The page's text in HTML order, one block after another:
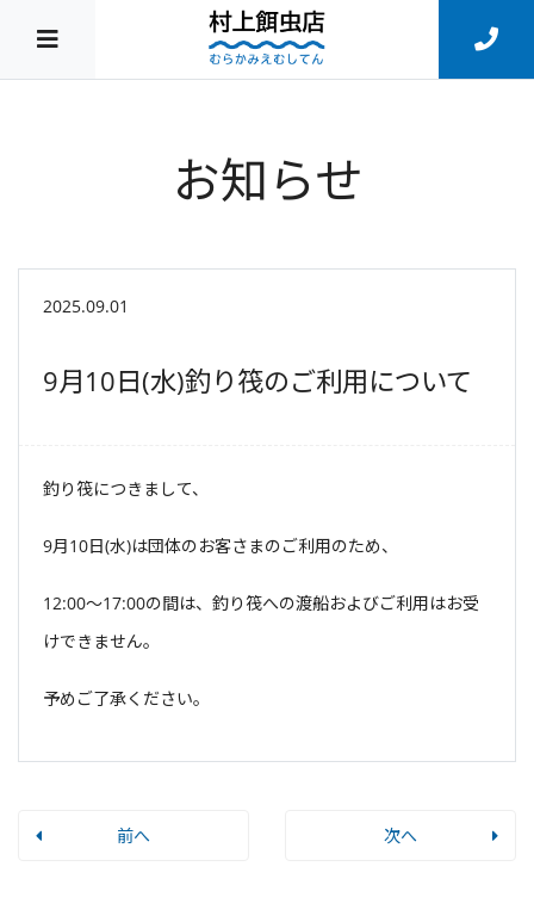
お知らせ
2025.09.01
9月10日(水)釣り筏のご利用について
釣り筏につきまして、
9月10日(水)は団体のお客さまのご利用のため、
12:00〜17:00の間は、釣り筏への渡船およびご利用はお受
けできません。
予めご了承ください。
前へ 次へ